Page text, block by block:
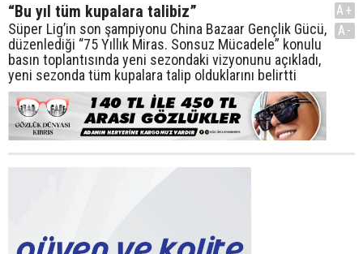
“Bu yıl tüm kupalara talibiz”
Süper Lig’in son şampiyonu China Bazaar Gençlik Gücü,
düzenlediği “75 Yıllık Miras. Sonsuz Mücadele” konulu
basın toplantısında yeni sezondaki vizyonunu açıkladı,
yeni sezonda tüm kupalara talip olduklarını belirtti
A+
A-